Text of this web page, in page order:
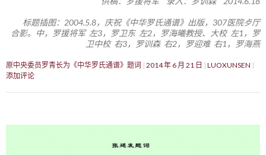
标题插图：2004.5.8，庆祝《中华罗氏通谱》出版，307医院歺厅
合影。中，罗援将军 左3，罗卫东 左2，罗海曦教授、大校 左1，罗
卫中校 右3，罗训森 右2，罗迎难 右1，罗海燕
原中央委员罗青长为《中华罗氏通谱》题词 2014 年 6 月 21 日
LUOXUNSEN
添加评论